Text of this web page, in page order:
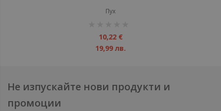
Пух
10,22 €
19,99 лв.
Не изпускайте нови продукти и
промоции